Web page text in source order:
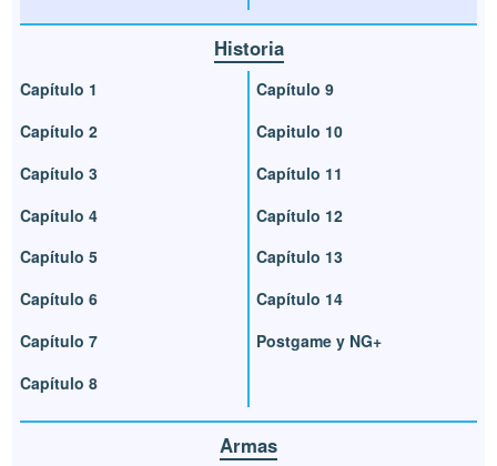
Historia
Capítulo 1
Capítulo 2
Capítulo 3
Capítulo 4
Capítulo 5
Capítulo 6
Capítulo 7
Capítulo 8
Capítulo 9
Capitulo 10
Capítulo 11
Capítulo 12
Capítulo 13
Capítulo 14
Postgame y NG+
Armas